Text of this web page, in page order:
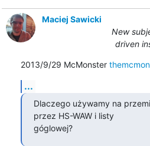
Maciej Sawicki
New
driven
2013/9/29 McMonster
...
Dlaczego używamy na
przez HS-WAW i listy
góglowej?